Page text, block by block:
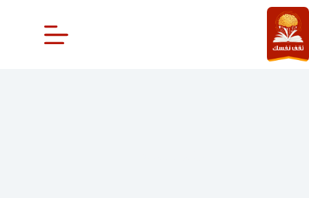
التجاوز
إلى
المحتوى